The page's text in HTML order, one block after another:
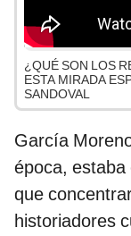
¿QUÉ SON LOS
ESTA MIRADA
SANDOVAL
García
época, estaba
que
historiadores